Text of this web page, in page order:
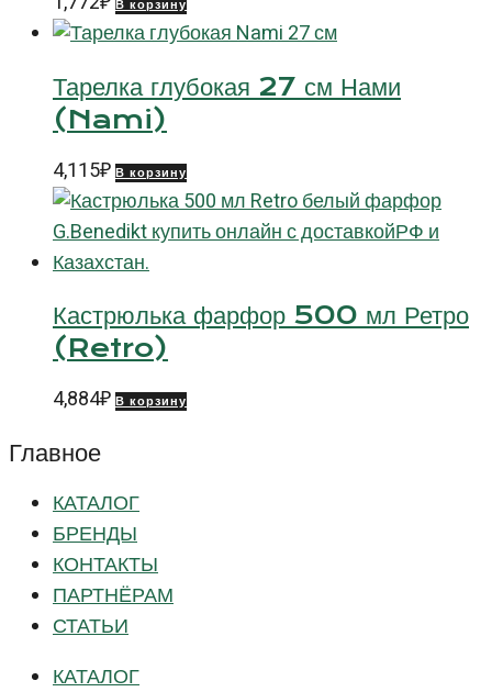
В корзину
Тарелка глубокая 27 см Нами
(Nami)
4,115₽ В корзину
Кастрюлька фарфор 500 мл Ретро
(Retro)
4,884₽ В корзину
Главное
КАТАЛОГ
БРЕНДЫ
КОНТАКТЫ
ПАРТНЁРАМ
СТАТЬИ
КАТАЛОГ